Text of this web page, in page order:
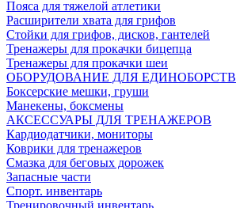
Пояса для тяжелой атлетики
Расширители хвата для грифов
Стойки для грифов, дисков, гантелей
Тренажеры для прокачки бицепца
Тренажеры для прокачки шеи
ОБОРУДОВАНИЕ ДЛЯ ЕДИНОБОРСТВ
Боксерские мешки, груши
Манекены, боксмены
АКСЕССУАРЫ ДЛЯ ТРЕНАЖЕРОВ
Кардиодатчики, мониторы
Коврики для тренажеров
Смазка для беговых дорожек
Запасные части
Спорт. инвентарь
Тренировочный инвентарь